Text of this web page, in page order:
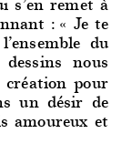
: « Je te
du
nous
création pour
un désir de
amoureux et